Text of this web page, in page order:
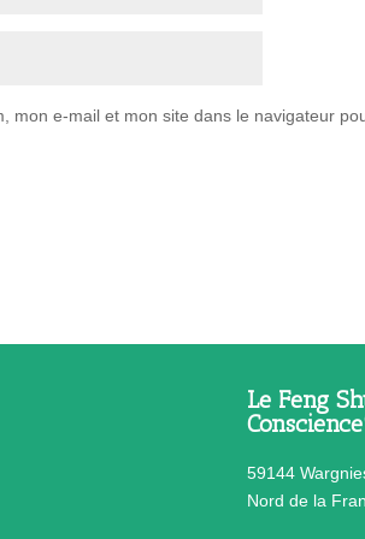
mon e-mail et mon site dans le navigateur
Le Feng
59144
Nord de la